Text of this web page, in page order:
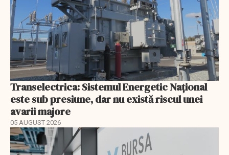
Transelectrica: Sistemul Energetic Național
este sub presiune, dar nu există riscul unei
avarii majore
05 AUGUST 2026